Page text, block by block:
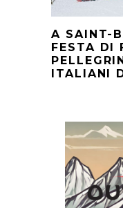
A SAINT-
FESTA DI
ITALIANI